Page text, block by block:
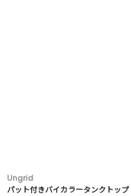
Ungrid
パット付きバイカラータンクトップ